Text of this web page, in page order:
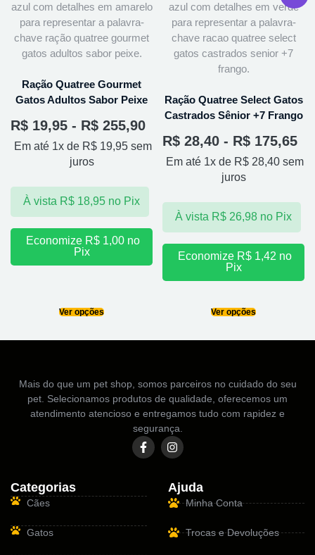
Ração Quatree Gourmet
Gatos Adultos Sabor Peixe
R$ 19,95 - R$ 255,90
Em até 1x de R$ 19,95 sem
juros
À vista R$18,95 no Pix
Economize R$ 1,00 no
Pix
Ver opções
Ração Quatree Select Gatos
Castrados Sênior +7 Frango
R$ 28,40 - R$ 175,65
Em até 1x de R$ 28,40 sem
juros
À vista R$26,98 no Pix
Economize R$ 1,42 no
Pix
Ver opções
Mais do que um pet shop, somos parceiros no cuidado do seu
pet. Selecionamos produtos de qualidade, oferecemos um
atendimento atencioso e entregamos tudo com rapidez e
segurança.
Categorias
Cães
Gatos
Ajuda
Minha Conta
Trocas e Devoluções